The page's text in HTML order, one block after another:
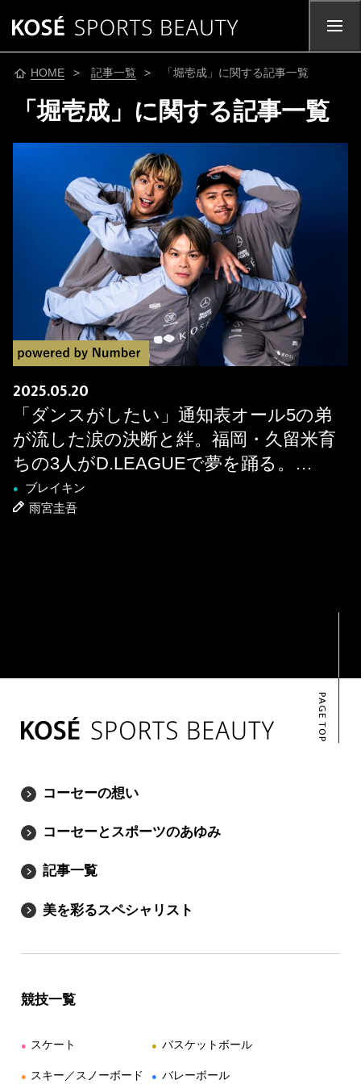
HOME > 記事一覧 > 「堀壱成」に関する記事一覧
「堀壱成」に関する記事一覧
2025.05.20
「ダンスがしたい」通知表オール5の弟
が流した涙の決断と絆。福岡・久留米育
ちの3人がD.LEAGUEで夢を踊る。
SHUVAN×ISSEI×Taichi［KOSÉ 8ROCKS
スペシャル鼎談］
●
ブレイキン
雨宮圭吾
PAGE TOP
コーセーの想い
コーセーとスポーツのあゆみ
記事一覧
美を彩るスペシャリスト
競技一覧
● スケート
● スキー／スノーボード
● バスケットボール
● バレーボール